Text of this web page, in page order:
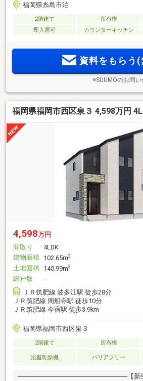
福岡県糸島市泊
2階建て 所有権
即入居可
カウンターキッチン
資料をもらう(
※SUUMOのお問
福岡県福岡市西区泉３ 4,598万円
4,598万円
間取り
4LDK
建物面積 102.65m2
土地面積 140.99m2
総戸数
-
ＪＲ筑肥線 波多江駅 徒歩28分
ＪＲ筑肥線 周船寺駅 徒歩10分
ＪＲ筑肥線 今宿駅 徒歩3.9km
福岡県福岡市西区泉３
2階建て 所有権
浴室乾燥機 バリアフリー
────────────────────────【新生